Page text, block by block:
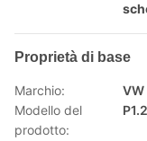
Proprietà di base
Marchio:
VW
Modello del
prodotto: